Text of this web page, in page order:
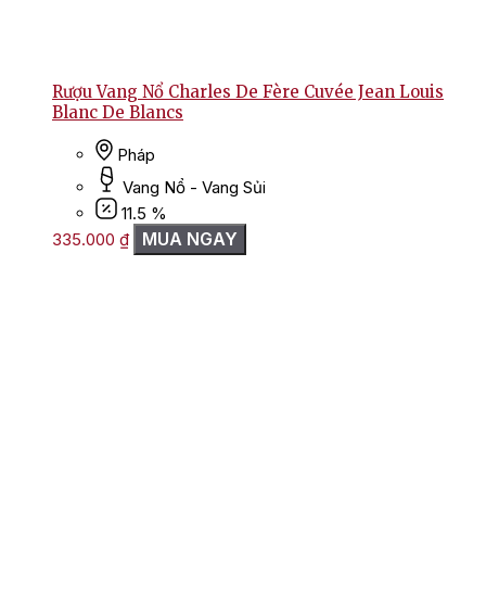
Rượu Vang Nổ Charles De Fère Cuvée Jean Louis
Blanc De Blancs
Pháp
Vang Nổ - Vang Sủi
11.5 %
335.000 ₫ MUA NGAY